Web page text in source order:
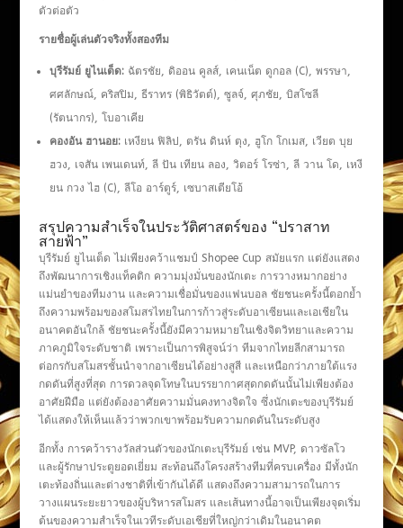
ตัวต่อตัว
รายชื่อผู้เล่นตัวจริงทั้งสองทีม
บุรีรัมย์ ยูไนเต็ด:ฉัตรชัย, ดิออน คูลส์, เคนเน็ต ดูกอล (C), พรรษา,
ศศลักษณ์, คริสปิม, ธีราทร (พิธิวัตต์), ซูลจ์, ศุภชัย, บิสโซลี
(รัตนากร), โบอาเคีย
คองอัน ฮานอย:เหงียน ฟิลิป, ตรัน ดินห์ ตุง, ฮูโก โกเมส, เวียต บุย
ฮวง, เจสัน เพนเดนท์, ลี ปัน เทียน ลอง, วิตอร์ โรซ่า, ลี วาน โด, เหงี
ยน กวง ไฮ (C), ลีโอ อาร์ตูร์, เซบาสเตียโอ้
สรุปความสำเร็จในประวัติศาสตร์ของ “ปราสาท
สายฟ้า”
บุรีรัมย์ ยูไนเต็ด ไม่เพียงคว้าแชมป์ Shopee Cup สมัยแรก แต่ยังแสดง
ถึงพัฒนาการเชิงแท็คติก ความมุ่งมั่นของนักเตะ การวางหมากอย่าง
แม่นยำของทีมงาน และความเชื่อมั่นของแฟนบอล ชัยชนะครั้งนี้ตอกย้ำ
ถึงความพร้อมของสโมสรไทยในการก้าวสู่ระดับอาเซียนและเอเชียใน
อนาคตอันใกล้ ชัยชนะครั้งนี้ยังมีความหมายในเชิงจิตวิทยาและความ
ภาคภูมิใจระดับชาติ เพราะเป็นการพิสูจน์ว่า ทีมจากไทยลีกสามารถ
ต่อกรกับสโมสรชั้นนำจากอาเซียนได้อย่างสูสี และเหนือกว่าภายใต้แรง
กดดันที่สูงที่สุด การดวลจุดโทษในบรรยากาศสุดกดดันนั้นไม่เพียงต้อง
อาศัยฝีมือ แต่ยังต้องอาศัยความมั่นคงทางจิตใจ ซึ่งนักเตะของบุรีรัมย์
ได้แสดงให้เห็นแล้วว่าพวกเขาพร้อมรับความกดดันในระดับสูง
อีกทั้ง การคว้ารางวัลส่วนตัวของนักเตะบุรีรัมย์ เช่น MVP, ดาวซัลโว
และผู้รักษาประตูยอดเยี่ยม สะท้อนถึงโครงสร้างทีมที่ครบเครื่อง มีทั้งนัก
เตะท้องถิ่นและต่างชาติที่เข้ากันได้ดี แสดงถึงความสามารถในการ
วางแผนระยะยาวของผู้บริหารสโมสร และเส้นทางนี้อาจเป็นเพียงจุดเริ่ม
ต้นของความสำเร็จในเวทีระดับเอเชียที่ใหญ่กว่าเดิมในอนาคต